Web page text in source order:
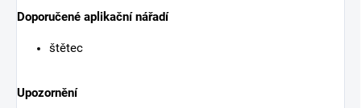
Doporučené aplikační nářadí
štětec
Upozornění